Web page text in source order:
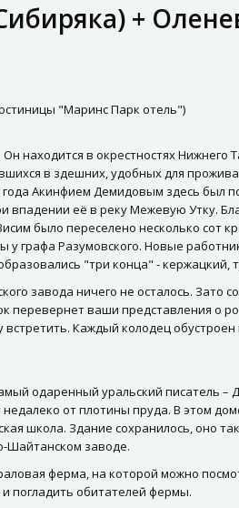
+
"Маринс Парк отель")
находится в окрестностях Нижнего
в здешних, удобных для
Акинфием Демидовым здесь был
впадении её в реку Межевую Утку.
было переселено несколько сот
графа Разумовского. Новые
"три конца" - кержацкий,
завода ничего не осталось. Зато
перевернет ваши представления о
Каждый колодец
одаренный уральский
от плотины пруда. В этом
школа. Здание сохранилось, оно
Шайтанском заводе.
ферма, на которой можно
погладить обитателей фермы.